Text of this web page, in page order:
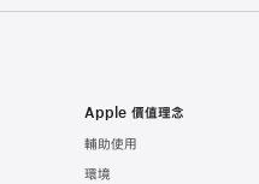
Apple 價值理念
輔助使用
環境